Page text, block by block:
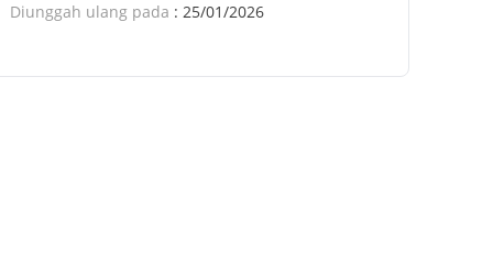
Diunggah ulang pada : 25/01/2026